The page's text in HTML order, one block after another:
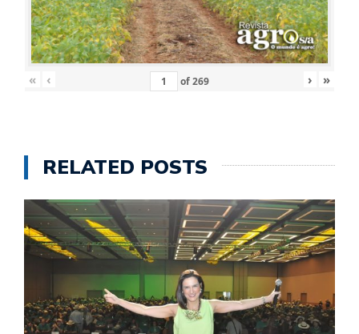
« ‹ of269 › »
RELATED POSTS